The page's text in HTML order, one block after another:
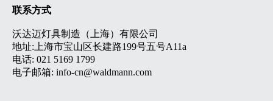
联系方式
沃达迈灯具制造（上海）有限公司
地址:上海市宝山区长建路199号五号A11a
电话: 021 5169 1799
电子邮箱: info-cn@waldmann.com